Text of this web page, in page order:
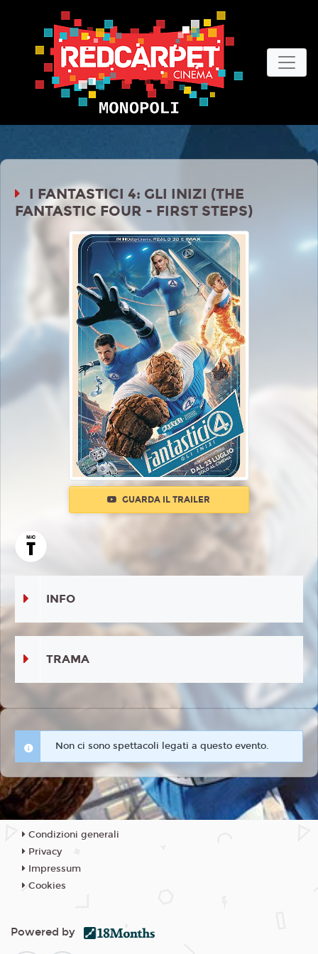
I FANTASTICI 4: GLI INIZI (THE
FANTASTIC FOUR - FIRST STEPS)
GUARDA IL TRAILER
INFO
TRAMA
Non ci sono spettacoli legati a questo evento.
Condizioni generali
Privacy
Impressum
Cookies
Powered by